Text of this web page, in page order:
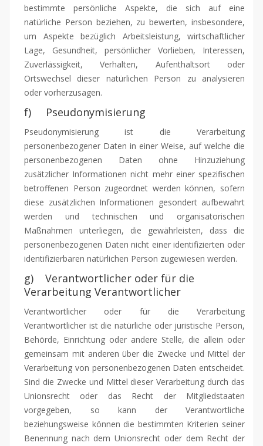
bestimmte persönliche Aspekte, die sich auf eine
natürliche Person beziehen, zu bewerten, insbesondere,
um Aspekte bezüglich Arbeitsleistung, wirtschaftlicher
Lage, Gesundheit, persönlicher Vorlieben, Interessen,
Zuverlässigkeit, Verhalten, Aufenthaltsort oder
Ortswechsel dieser natürlichen Person zu analysieren
oder vorherzusagen.
f) Pseudonymisierung
Pseudonymisierung ist die Verarbeitung
personenbezogener Daten in einer Weise, auf welche die
personenbezogenen Daten ohne Hinzuziehung
zusätzlicher Informationen nicht mehr einer spezifischen
betroffenen Person zugeordnet werden können, sofern
diese zusätzlichen Informationen gesondert aufbewahrt
werden und technischen und organisatorischen
Maßnahmen unterliegen, die gewährleisten, dass die
personenbezogenen Daten nicht einer identifizierten oder
identifizierbaren natürlichen Person zugewiesen werden.
g) Verantwortlicher oder für die
Verarbeitung Verantwortlicher
Verantwortlicher oder für die Verarbeitung
Verantwortlicher ist die natürliche oder juristische Person,
Behörde, Einrichtung oder andere Stelle, die allein oder
gemeinsam mit anderen über die Zwecke und Mittel der
Verarbeitung von personenbezogenen Daten entscheidet.
Sind die Zwecke und Mittel dieser Verarbeitung durch das
Unionsrecht oder das Recht der Mitgliedstaaten
vorgegeben, so kann der Verantwortliche
beziehungsweise können die bestimmten Kriterien seiner
Benennung nach dem Unionsrecht oder dem Recht der